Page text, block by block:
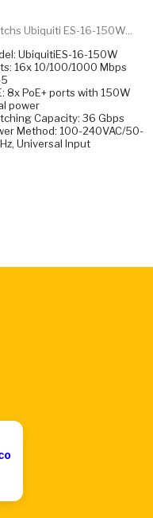
Ubiquiti ES-16-150W...
UbiquitiES-16-150W
16x 10/100/1000 Mbps
8x PoE+ ports with 150W
power
Capacity: 36 Gbps
Method: 100-240VAC/50-
Universal Input